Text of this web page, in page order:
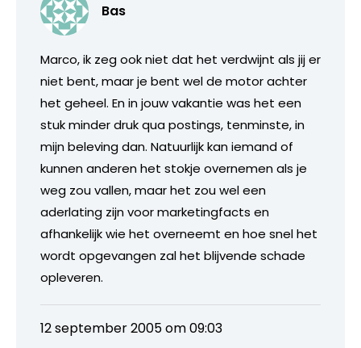
Bas
Marco, ik zeg ook niet dat het verdwijnt als jij er
niet bent, maar je bent wel de motor achter
het geheel. En in jouw vakantie was het een
stuk minder druk qua postings, tenminste, in
mijn beleving dan. Natuurlijk kan iemand of
kunnen anderen het stokje overnemen als je
weg zou vallen, maar het zou wel een
aderlating zijn voor marketingfacts en
afhankelijk wie het overneemt en hoe snel het
wordt opgevangen zal het blijvende schade
opleveren.
12 september 2005 om 09:03